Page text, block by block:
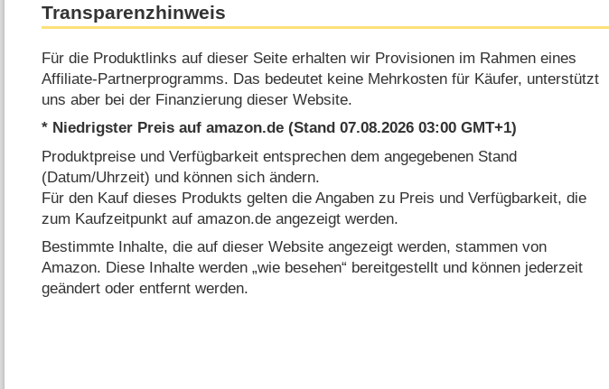
Transparenzhinweis
Für die Produktlinks auf dieser Seite erhalten wir Provisionen im Rahmen eines
Affiliate-Partnerprogramms. Das bedeutet keine Mehrkosten für Käufer, unterstützt
uns aber bei der Finanzierung dieser Website.
* Niedrigster Preis auf amazon.de (Stand 07.08.2026 03:00 GMT+1)
Produktpreise und Verfügbarkeit entsprechen dem angegebenen Stand
(Datum/Uhrzeit) und können sich ändern.
Für den Kauf dieses Produkts gelten die Angaben zu Preis und Verfügbarkeit, die
zum Kaufzeitpunkt auf amazon.de angezeigt werden.
Bestimmte Inhalte, die auf dieser Website angezeigt werden, stammen von
Amazon. Diese Inhalte werden „wie besehen“ bereitgestellt und können jederzeit
geändert oder entfernt werden.